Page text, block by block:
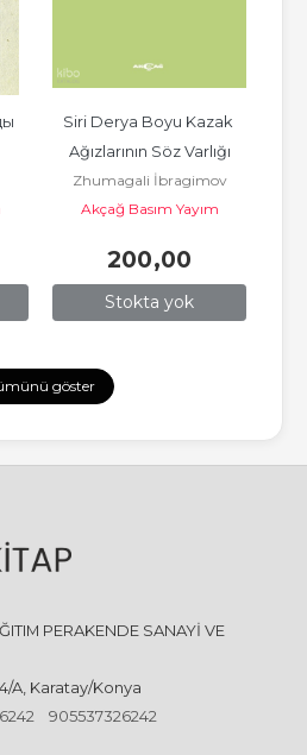
Stokta yok
Siri Derya Boyu Kazak
Ağızlarının Söz Varlığı
Zhumagali İbragimov
Akçağ Basım Yayım
200,00
göster
PERAKENDE SANAYİ VE
A, Karatay/Konya
905537326242